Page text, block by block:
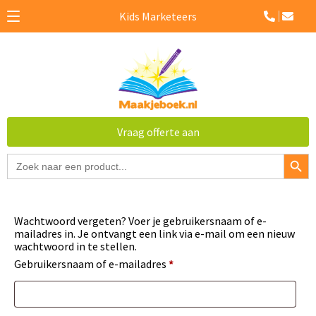
Zoek
naar:
Vraag offerte aan
Kids Marketeers
Wachtwoord vergeten? Voer je gebruikersnaam of e-
mailadres in. Je ontvangt een link via e-mail om een nieuw
wachtwoord in te stellen.
Gebruikersnaam of e-mailadres *
×
Vul onderstaand formulier in en vraag direct een offerte
aan.
Naam